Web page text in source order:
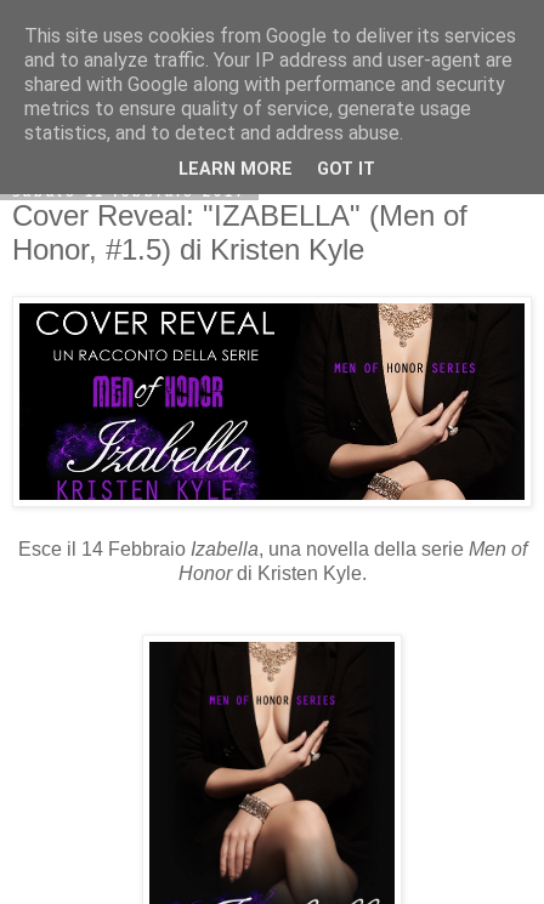
sabato 11 febbraio 2017
Cover Reveal: "IZABELLA" (Men of
Honor, #1.5) di Kristen Kyle
Esce il 14 Febbraio Izabella, una novella della serie Men of
Honordi Kristen Kyle.
This site uses cookies from Google to deliver its services
and to analyze traffic. Your IP address and user-agent are
shared with Google along with performance and security
metrics to ensure quality of service, generate usage
statistics, and to detect and address abuse.
LEARN MORE GOT IT